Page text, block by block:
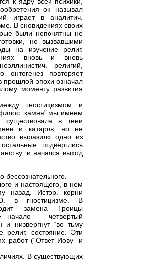
он называл
играет в аналитич.
В сновидениях своих
рые были непонятны не
но вызвавшими
на изучение религ.
вновь и вновь
религий,
повторяет
прошлой эпохи означал
моменту развития
гностицизмом и
камня” мы имеем
существовала в тени
и катаров, но не
выразило одно из
подверглись
и начался выход
бессознательного.
и настоящего, в нем
назад. Истор. корни
Ю. в гностицизме. В
замена Троицы
начало — четвертый
низвергнут “во тьму
религ. состояние. Эти
работ (“Ответ Иову” и
В существующих